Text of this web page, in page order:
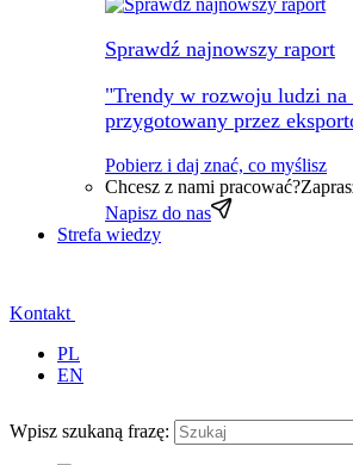
Sprawdź najnowszy raport
"Trendy w rozwoju ludzi
przygotowany przez
Pobierz i daj znać, co myślisz
Chcesz z nami pracować?
Napisz do nas
Strefa wiedzy
Kontakt
PL
EN
Wpisz szukaną frazę: